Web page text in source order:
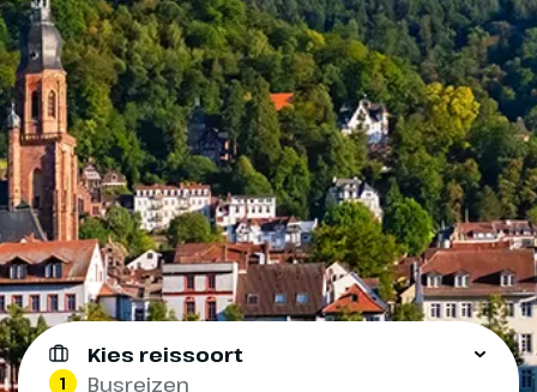
Kies reissoort
1 Busreizen